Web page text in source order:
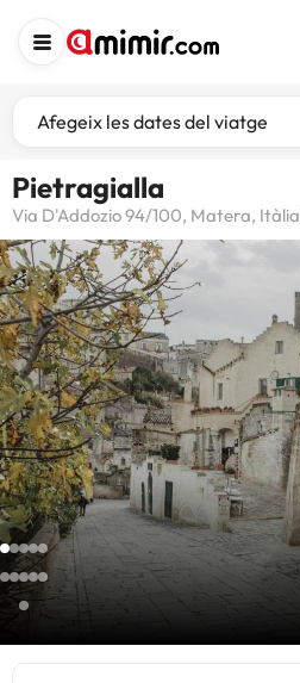
Afegeix les dates del viatge
Pietragialla
Via D'Addozio 94/100, Matera, Itàlia